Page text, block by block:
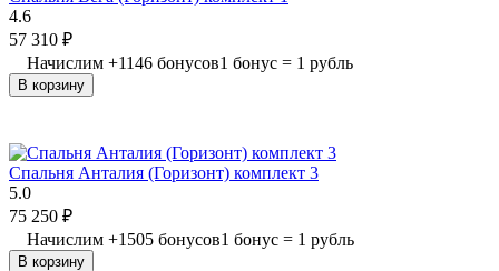
4.6
57 310 ₽
Начислим +1146 бонусов1 бонус = 1 рубль
В корзину
Спальня Анталия (Горизонт) комплект 3
5.0
75 250 ₽
Начислим +1505 бонусов1 бонус = 1 рубль
В корзину